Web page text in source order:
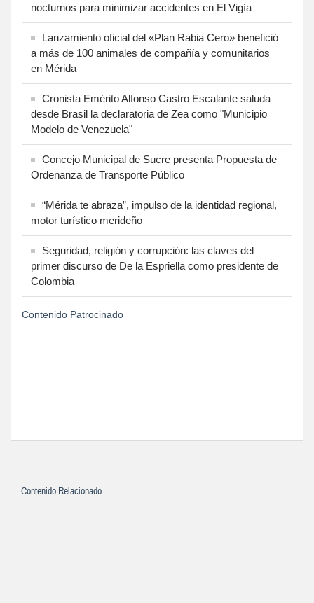
nocturnos para minimizar accidentes en El Vigía
Lanzamiento oficial del «Plan Rabia Cero» benefició
a más de 100 animales de compañía y comunitarios
en Mérida
Cronista Emérito Alfonso Castro Escalante saluda
desde Brasil la declaratoria de Zea como "Municipio
Modelo de Venezuela"
Concejo Municipal de Sucre presenta Propuesta de
Ordenanza de Transporte Público
“Mérida te abraza”, impulso de la identidad regional,
motor turístico merideño
Seguridad, religión y corrupción: las claves del
primer discurso de De la Espriella como presidente de
Colombia
Contenido Patrocinado
Contenido Relacionado